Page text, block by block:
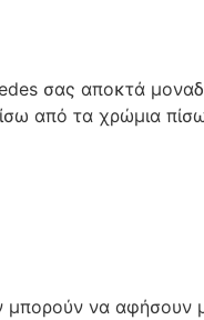
σας αποκτά
από τα χρώμια
να αφήσουν